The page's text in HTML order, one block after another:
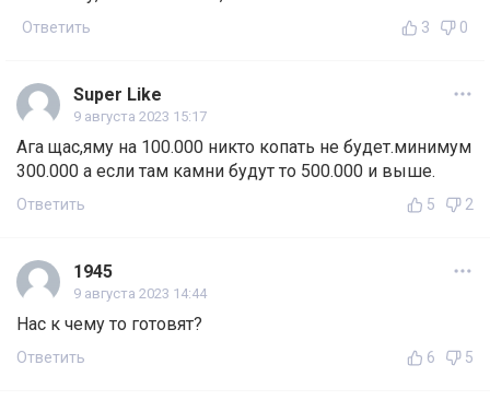
Ответить 3 0
Super Like
9 августа 2023 15:17
Ага щас,яму на 100.000 никто копать не будет.минимум
300.000 а если там камни будут то 500.000 и выше.
Ответить 5 2
1945
9 августа 2023 14:44
Нас к чему то готовят?
Ответить 6 5